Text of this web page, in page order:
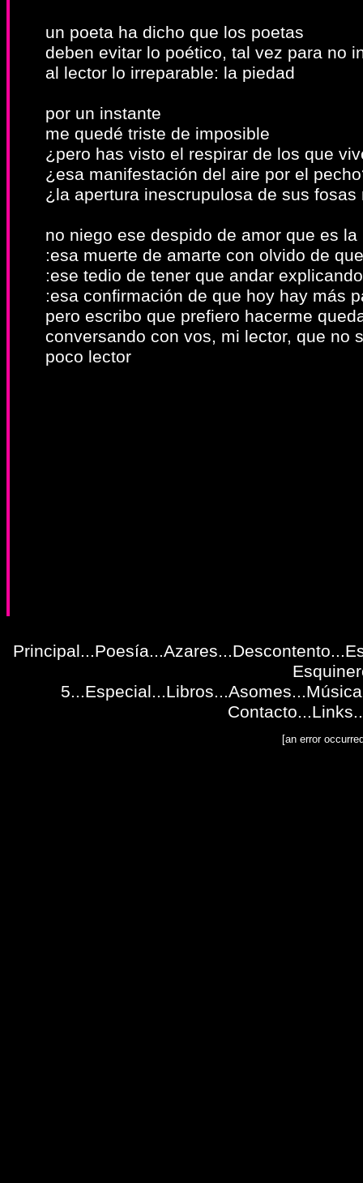
un poeta ha dicho que los poetas
deben evitar lo poético, tal vez para no
al lector lo irreparable: la piedad
por un instante
me quedé triste de imposible
¿pero has visto el respirar de los que
¿esa manifestación del aire por el
¿la apertura inescrupulosa de sus fosas
no niego ese despido de amor que es la
:esa muerte de amarte con olvido de
:ese tedio de tener que andar
:esa confirmación de que hoy hay más
pero escribo que prefiero hacerme
conversando con vos, mi lector, que no
poco lector
Principal...Poesía...Azares...Descontento...
5...Especial...Libros...Asomes...Música
Contacto...Links
[an error